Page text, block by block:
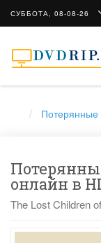
СУББОТА, 08-08-26
Потерянные
онлайн в
The Lost Children